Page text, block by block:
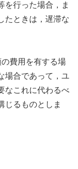
を行った場合，ま
たときは，遅滞な
費用を有する場
場合であって，ユ
なこれに代わるべ
じるものとしま